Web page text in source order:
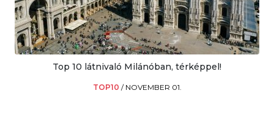
Top 10 látnivaló Milánóban, térképpel!
TOP10 / NOVEMBER 01.